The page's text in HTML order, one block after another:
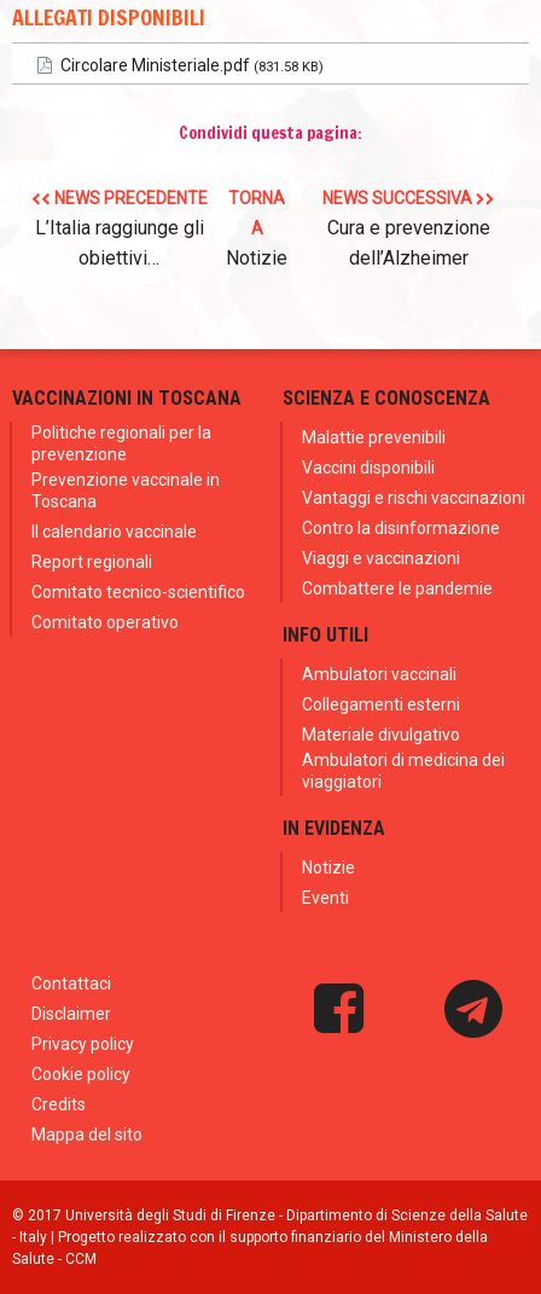
ALLEGATI DISPONIBILI
Circolare Ministeriale.pdf (831.58 KB)
Condividi questa pagina:
NEWS PRECEDENTE
L’Italia raggiunge gli
obiettivi…
TORNA
A
Notizie
NEWS SUCCESSIVA
Cura e prevenzione
dell’Alzheimer
VACCINAZIONI IN TOSCANA
Politiche regionali per la
prevenzione
Prevenzione vaccinale in
Toscana
Il calendario vaccinale
Report regionali
Comitato tecnico-scientifico
Comitato operativo
SCIENZA E CONOSCENZA
Malattie prevenibili
Vaccini disponibili
Vantaggi e rischi vaccinazioni
Contro la disinformazione
Viaggi e vaccinazioni
Combattere le pandemie
INFO UTILI
Ambulatori vaccinali
Collegamenti esterni
Materiale divulgativo
Ambulatori di medicina dei
viaggiatori
IN EVIDENZA
Notizie
Eventi
Contattaci
Disclaimer
Privacy policy
Cookie policy
Credits
Mappa del sito
© 2017 Università degli Studi di Firenze - Dipartimento di Scienze della Salute
- Italy | Progetto realizzato con il supporto finanziario del Ministero della
Salute - CCM